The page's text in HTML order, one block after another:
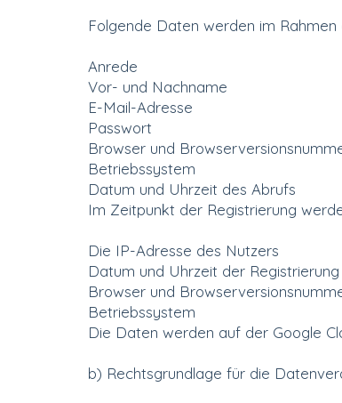
Folgende Daten werden im
Anrede
Vor- und Nachname
E-Mail-Adresse
Passwort
Browser und
Betriebssystem
Datum und Uhrzeit des Abrufs
Im Zeitpunkt der Registrierung
Die IP-Adresse des Nutzers
Datum und Uhrzeit der Registrierung
Browser und
Betriebssystem
Die Daten werden auf der Google
b) Rechtsgrundlage für die